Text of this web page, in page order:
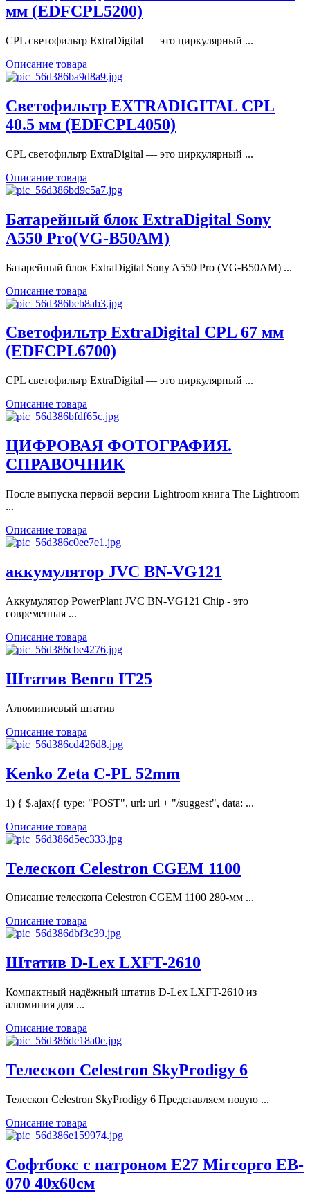
мм (EDFCPL5200)
CPL cветофильтр ExtraDigital — это циркулярный ...
Описание товара
Светофильтр EXTRADIGITAL CPL
40.5 мм (EDFCPL4050)
CPL cветофильтр ExtraDigital — это циркулярный ...
Описание товара
Батарейный блок ExtraDigital Sony
A550 Pro(VG-B50AM)
Батарейный блок ExtraDigital Sony A550 Pro (VG-B50AM) ...
Описание товара
Светофильтр ExtraDigital CPL 67 мм
(EDFCPL6700)
CPL cветофильтр ExtraDigital — это циркулярный ...
Описание товара
ЦИФРОВАЯ ФОТОГРАФИЯ.
СПРАВОЧНИК
После выпуска первой версии Lightroom книга The Lightroom
...
Описание товара
аккумулятор JVC BN-VG121
Aккумулятор PowerPlant JVC BN-VG121 Chip - это
современная ...
Описание товара
Штатив Benro IT25
Алюминиевый штатив
Описание товара
Kenko Zeta C-PL 52mm
1) { $.ajax({ type: "POST", url: url + "/suggest", data: ...
Описание товара
Телескоп Celestron CGEM 1100
Описание телескопа Celestron CGEM 1100 280-мм ...
Описание товара
Штатив D-Lex LXFT-2610
Компактный надёжный штатив D-Lex LXFT-2610 из
алюминия для ...
Описание товара
Телескоп Celestron SkyProdigy 6
Телескоп Celestron SkyProdigy 6 Представляем новую ...
Описание товара
Софтбокс с патроном E27 Mircopro EB-
070 40x60см